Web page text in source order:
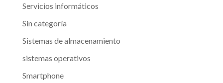
Servicios informáticos
Sin categoría
Sistemas de almacenamiento
sistemas operativos
Smartphone